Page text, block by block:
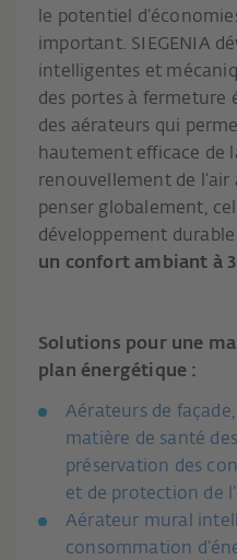
le potentiel
important. SIEGENIA
intelligentes et
des portes à fermeture
des aérateurs qui
hautement efficace de
renouvellement de l’air
penser globalement,
développement
un confort ambiant à
Solutions pour une
plan énergétique :
Aérateurs de
matière de santé
préservation des
et de protection de
Aérateur mural
consommation